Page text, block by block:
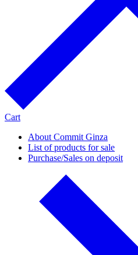
Cart
About Commit Ginza
List of products for sale
Purchase/Sales on deposit